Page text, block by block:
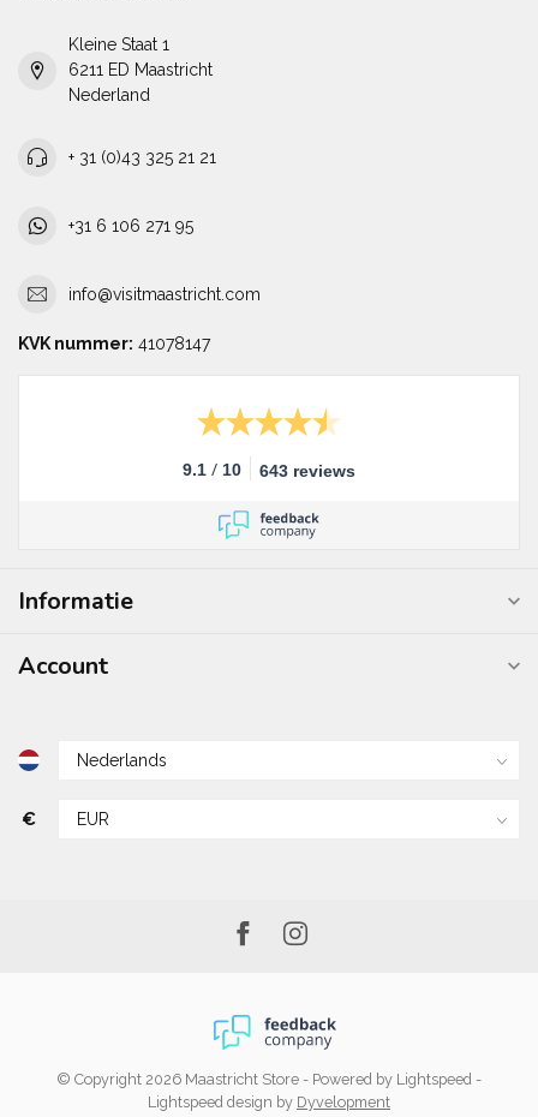
Kleine Staat 1
6211 ED Maastricht
Nederland
+ 31 (0)43 325 21 21
+31 6 106 271 95
info@visitmaastricht.com
KVK nummer: 41078147
9.1 / 10 643 reviews
Informatie
Account
€
© Copyright 2026 Maastricht Store - Powered by Lightspeed -
Lightspeed design by Dyvelopment